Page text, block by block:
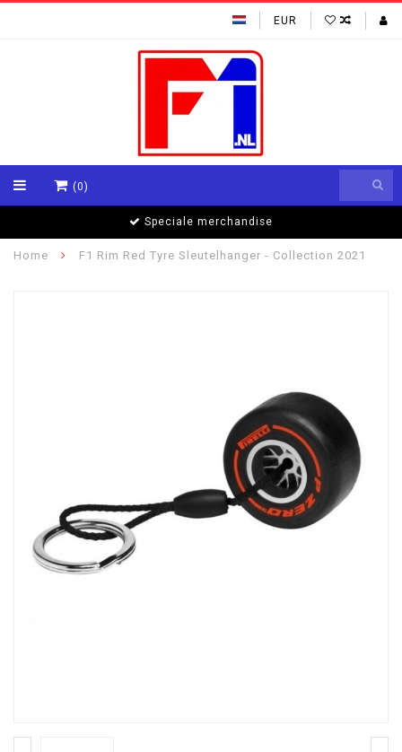
EUR
(0)
Speciale merchandise
Home F1 Rim Red Tyre Sleutelhanger - Collection 2021